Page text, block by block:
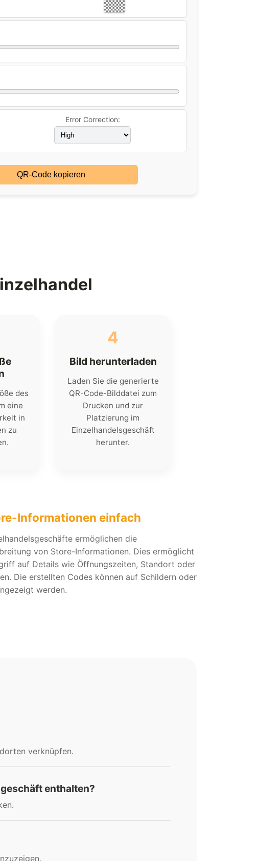
Error Correction:
QR-Code kopieren
des
eine
in
zu
4
Bild herunterladen
Laden Sie die generierte
QR-Code-Bilddatei zum
Drucken und zur
Platzierung im
Einzelhandelsgeschäft
herunter.
Informationen einfach
ermöglichen die
von Store-Informationen. Dies ermöglicht
auf Details wie Öffnungszeiten, Standort oder
Die erstellten Codes können auf Schildern oder
werden.
verknüpfen.
enthalten?